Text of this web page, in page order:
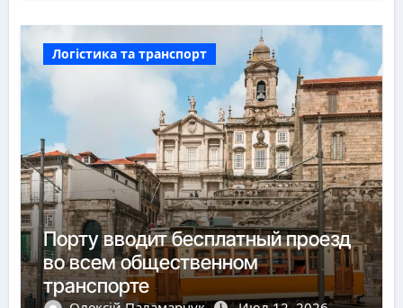
Логістика та транспорт
Порту вводит бесплатный проезд
во всем общественном
транспорте